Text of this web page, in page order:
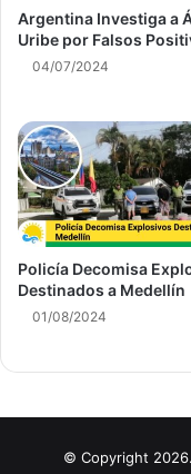
Argentina Investiga a
Uribe por Falsos
04/07/2024
Policía Decomisa
Destinados a Medellín
01/08/2024
© Copyright